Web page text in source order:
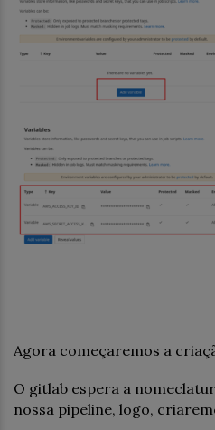
Agora começaremos a
O gitlab espera a
nossa pipeline, logo,